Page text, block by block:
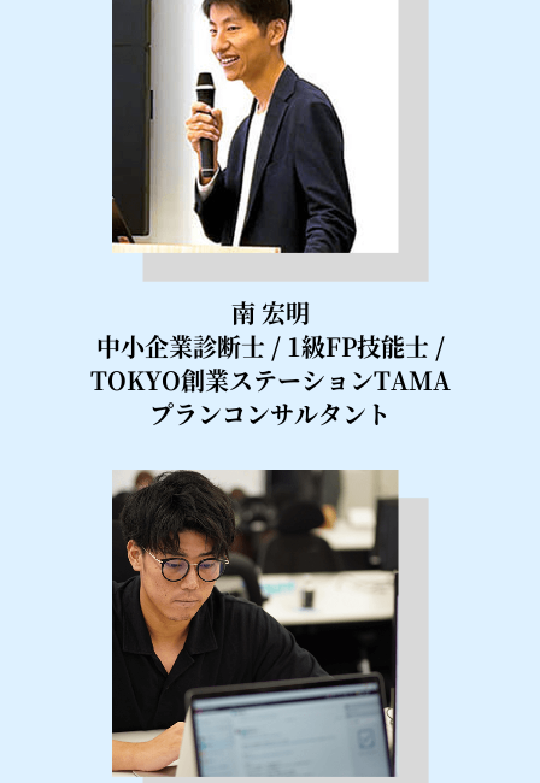
南 宏明
中小企業診断士 / 1級FP技能士 /
TOKYO創業ステーションTAMA
プランコンサルタント